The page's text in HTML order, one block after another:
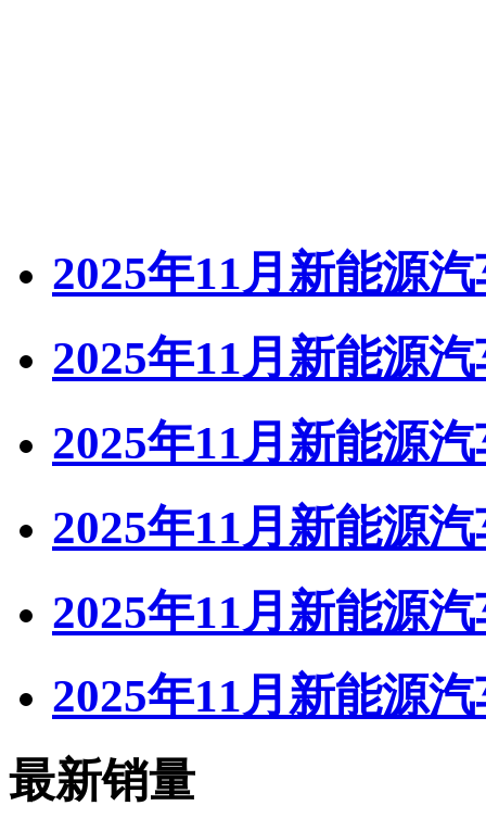
2025年11月新能源
2025年11月新能源
2025年11月新能源
2025年11月新能源
2025年11月新能源
2025年11月新能源
最新销量